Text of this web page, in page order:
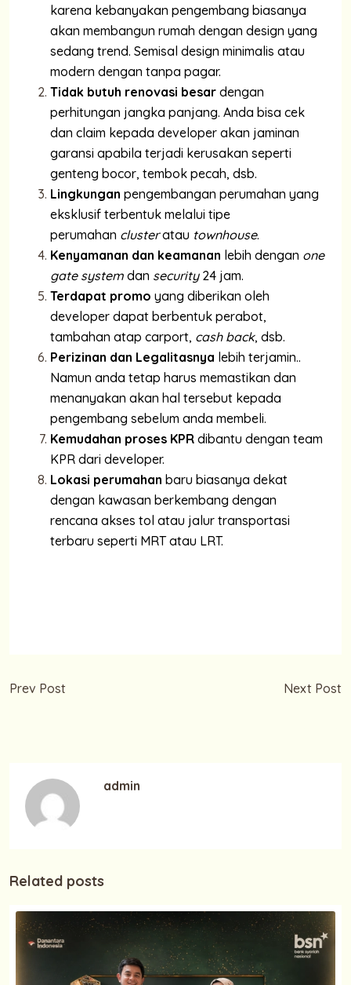
karena kebanyakan pengembang biasanya
akan membangun rumah dengan design yang
sedang trend. Semisal design minimalis atau
modern dengan tanpa pagar.
Tidak butuh renovasi besar dengan
perhitungan jangka panjang. Anda bisa cek
dan claim kepada developer akan jaminan
garansi apabila terjadi kerusakan seperti
genteng bocor, tembok pecah, dsb.
Lingkungan pengembangan perumahan yang
eksklusif terbentuk melalui tipe
perumahan clusteratau townhouse.
Kenyamanan dan keamanan lebih dengan one
gate system dan security24 jam.
Terdapat promo yang diberikan oleh
developer dapat berbentuk perabot,
tambahan atap carport, cash back, dsb.
Perizinan dan Legalitasnya lebih terjamin..
Namun anda tetap harus memastikan dan
menanyakan akan hal tersebut kepada
pengembang sebelum anda membeli.
Kemudahan proses KPR dibantu dengan team
KPR dari developer.
Lokasi perumahan baru biasanya dekat
dengan kawasan berkembang dengan
rencana akses tol atau jalur transportasi
terbaru seperti MRT atau LRT.
Prev Post
Next Post
admin
Related posts